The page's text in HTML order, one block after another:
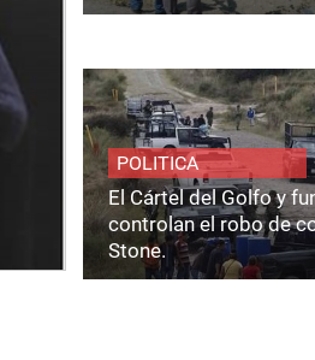
POLITICA
El Cártel del Golfo y
controlan el robo de
Stone.